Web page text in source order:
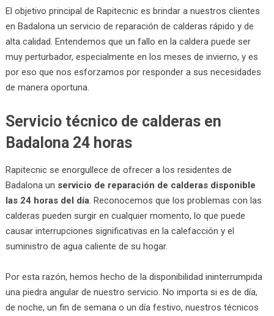
El objetivo principal de Rapitecnic es brindar a nuestros clientes
en Badalona un servicio de reparación de calderas rápido y de
alta calidad. Entendemos que un fallo en la caldera puede ser
muy perturbador, especialmente en los meses de invierno, y es
por eso que nos esforzamos por responder a sus necesidades
de manera oportuna.
Servicio técnico de calderas en
Badalona 24 horas
Rapitecnic se enorgullece de ofrecer a los residentes de
Badalona un servicio de reparación de calderas disponible
las 24 horas del día. Reconocemos que los problemas con las
calderas pueden surgir en cualquier momento, lo que puede
causar interrupciones significativas en la calefacción y el
suministro de agua caliente de su hogar.
Por esta razón, hemos hecho de la disponibilidad ininterrumpida
una piedra angular de nuestro servicio. No importa si es de día,
de noche, un fin de semana o un día festivo, nuestros técnicos